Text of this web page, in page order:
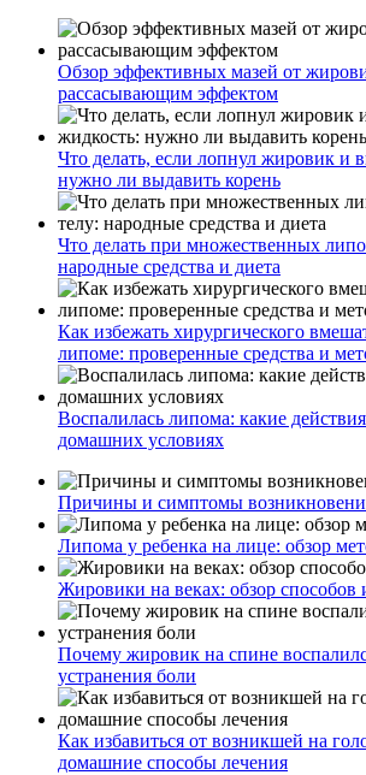
Обзор эффективных мазей от
рассасывающим эффектом
Что делать, если лопнул жировик и
нужно ли выдавить корень
Что делать при множественных
народные средства и диета
Как избежать хирургического
липоме: проверенные средства и
Воспалилась липома: какие
домашних условиях
Причины и симптомы
Липома у ребенка на лице: обзор
Жировики на веках: обзор способов
Почему жировик на спине
устранения боли
Как избавиться от возникшей на
домашние способы лечения